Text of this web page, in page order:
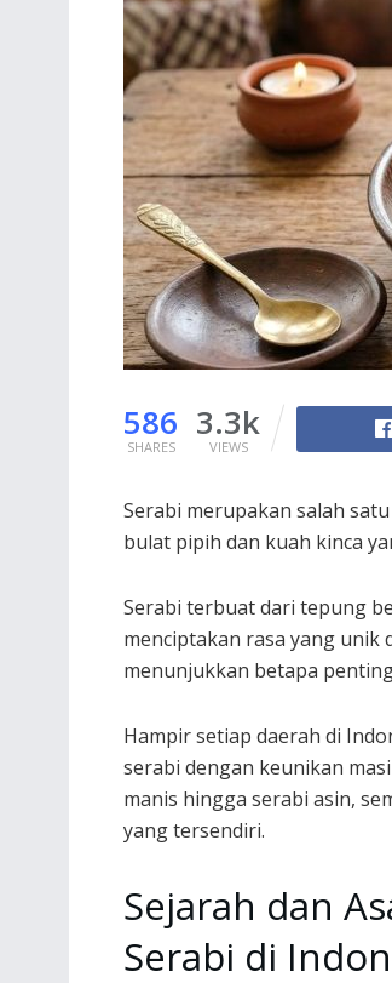
586
SHARES
3.3k
VIEWS
Serabi merupakan salah
bulat pipih dan kuah kinca
Serabi terbuat dari tepung
menciptakan rasa yang unik
menunjukkan betapa
Hampir setiap daerah di
serabi dengan keunikan
manis hingga serabi asin,
yang tersendiri.
Sejarah dan
Serabi di